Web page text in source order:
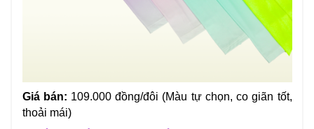
Giá bán: 109.000 đồng/đôi (Màu tự chọn, co giãn tốt,
thoải mái)